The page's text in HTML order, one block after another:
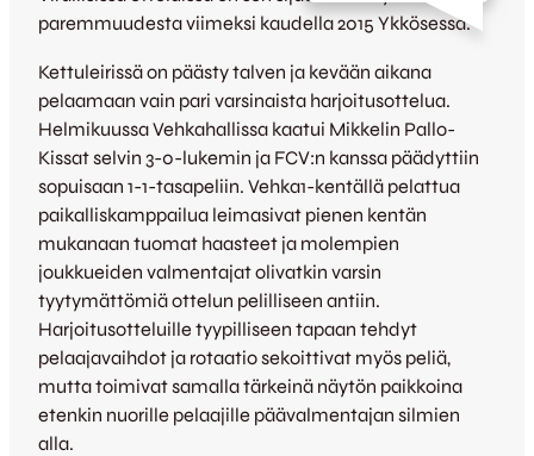
paremmuudesta viimeksi kaudella 2015 Ykkösessä.
Kettuleirissä on päästy talven ja kevään aikana
pelaamaan vain pari varsinaista harjoitusottelua.
Helmikuussa Vehkahallissa kaatui Mikkelin Pallo-
Kissat selvin 3-0-lukemin ja FCV:n kanssa päädyttiin
sopuisaan 1-1-tasapeliin. Vehka1-kentällä pelattua
paikalliskamppailua leimasivat pienen kentän
mukanaan tuomat haasteet ja molempien
joukkueiden valmentajat olivatkin varsin
tyytymättömiä ottelun pelilliseen antiin.
Harjoitusotteluille tyypilliseen tapaan tehdyt
pelaajavaihdot ja rotaatio sekoittivat myös peliä,
mutta toimivat samalla tärkeinä näytön paikkoina
etenkin nuorille pelaajille päävalmentajan silmien
alla.